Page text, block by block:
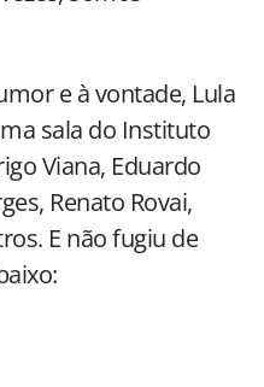
e à vontade, Lula
sala do Instituto
Viana, Eduardo
Renato Rovai,
E não fugiu de